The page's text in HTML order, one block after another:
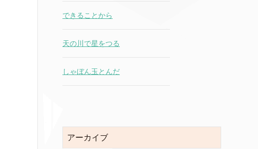
できることから
天の川で星をつる
しゃぼん玉とんだ
アーカイブ